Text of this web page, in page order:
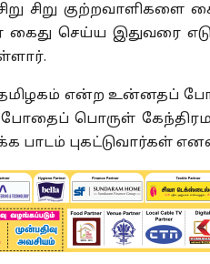
சிறு
செய்ய இதுவரை
என்ற உன்னதப்
பொருள்
புகட்டுவார்கள்